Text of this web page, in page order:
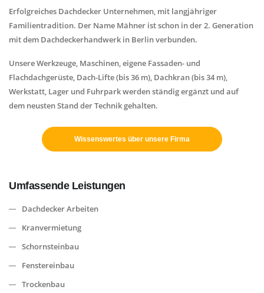
Erfolgreiches Dachdecker Unternehmen, mit langjähriger
Familientradition. Der Name Mähner ist schon in der 2. Generation
mit dem Dachdeckerhandwerk in Berlin verbunden.
Unsere Werkzeuge, Maschinen, eigene Fassaden- und
Flachdachgerüste, Dach-Lifte (bis 36 m), Dachkran (bis 34 m),
Werkstatt, Lager und Fuhrpark werden ständig ergänzt und auf
dem neusten Stand der Technik gehalten.
Wissenswertes über unsere Firma
Umfassende Leistungen
Dachdecker Arbeiten
Kranvermietung
Schornsteinbau
Fenstereinbau
Trockenbau